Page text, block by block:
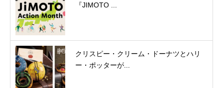
『JIMOTO ...
クリスピー・クリーム・ドーナツとハリ
ー・ポッターが...